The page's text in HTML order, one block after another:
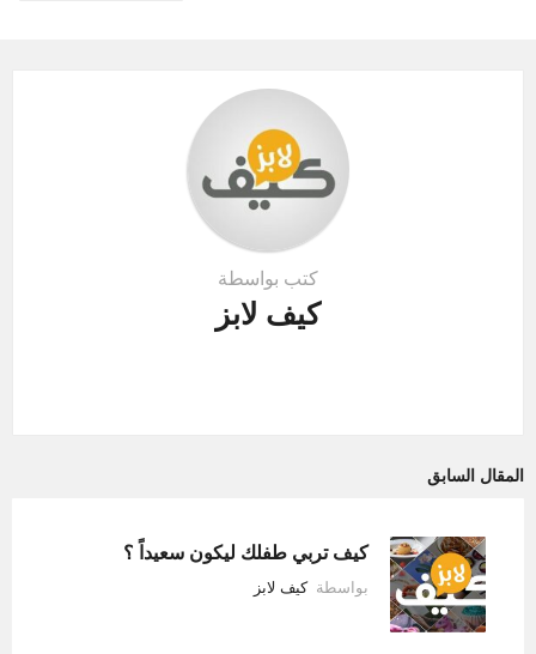
كتب بواسطة
كيف لابز
المقال السابق
كيف تربي طفلك ليكون سعيداً ؟
بواسطة كيف لابز